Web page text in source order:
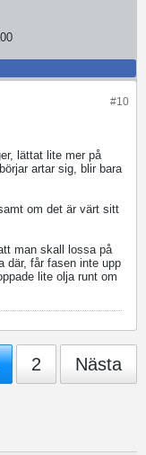
#10
lättat lite mer på
artar sig, blir bara
om det är värt sitt
man skall lossa på
där, får fasen inte upp
lite olja runt om
2 Nästa